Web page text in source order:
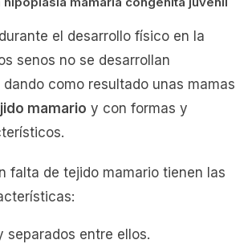
el desarrollo físico en la
senos no se desarrollan
como resultado unas mamas
mamario y con formas y
falta de tejido mamario tienen las
separados entre ellos.